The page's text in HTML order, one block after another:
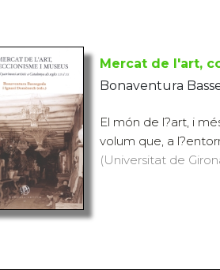
Mercat de l'art,
Bonaventura
El món de l?art, i
volum que, a
(Universitat de